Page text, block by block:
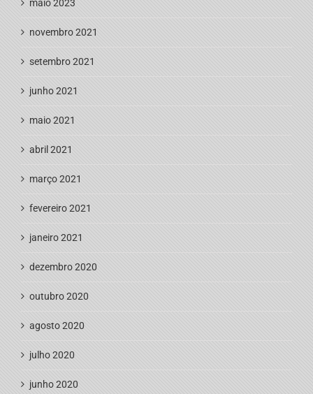
maio 2023
novembro 2021
setembro 2021
junho 2021
maio 2021
abril 2021
março 2021
fevereiro 2021
janeiro 2021
dezembro 2020
outubro 2020
agosto 2020
julho 2020
junho 2020